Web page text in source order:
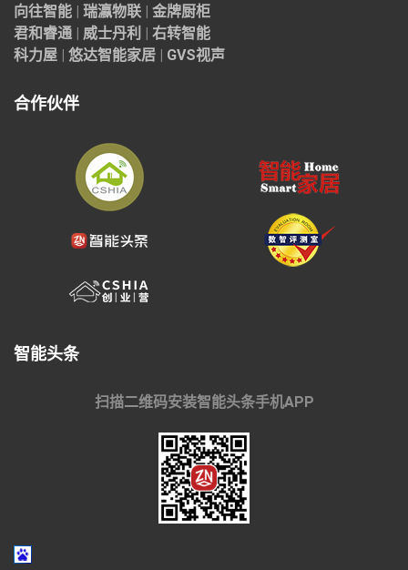
向往智能 | 瑞瀛物联 | 金牌厨柜
君和睿通 | 威士丹利 | 右转智能
科力屋 | 悠达智能家居 | GVS视声
合作伙伴
智能头条
扫描二维码安装智能头条手机APP